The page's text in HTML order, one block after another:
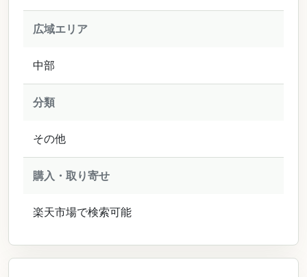
広域エリア
中部
分類
その他
購入・取り寄せ
楽天市場で検索可能